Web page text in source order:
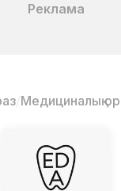
Реклама
Медициналық